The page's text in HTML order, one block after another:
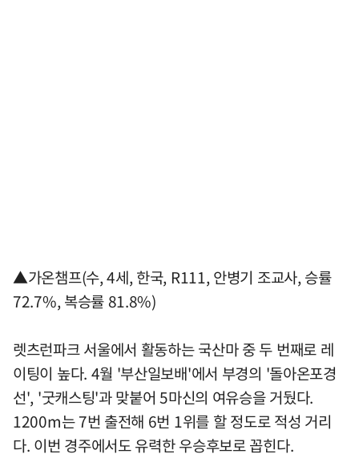
▲가온챔프(수, 4세, 한국, R111, 안병기 조교사, 승률
72.7%, 복승률 81.8%)
렛츠런파크 서울에서 활동하는 국산마 중 두 번째로 레
이팅이 높다. 4월 '부산일보배'에서 부경의 '돌아온포경
선', '굿캐스팅'과 맞붙어 5마신의 여유승을 거뒀다.
1200m는 7번 출전해 6번 1위를 할 정도로 적성 거리
다. 이번 경주에서도 유력한 우승후보로 꼽힌다.